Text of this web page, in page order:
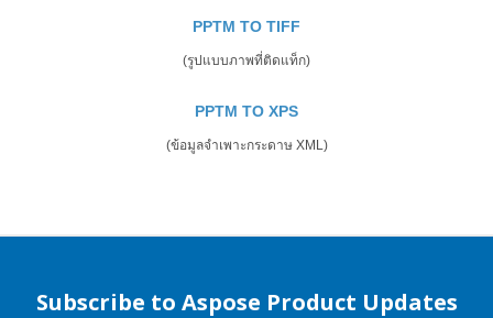
PPTM TO TIFF
(รูปแบบภาพที่ติดแท็ก)
PPTM TO XPS
(ข้อมูลจำเพาะกระดาษ XML)
Subscribe to Aspose Product Updates